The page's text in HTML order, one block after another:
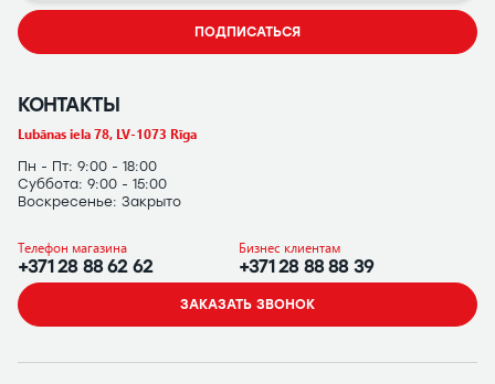
ПОДПИСАТЬСЯ
КОНТАКТЫ
Lubānas iela 78, LV-1073 Rīga
Пн - Пт: 9:00 - 18:00
Суббота: 9:00 - 15:00
Воскресенье: Закрыто
Телефон магазина
+371 28 88 62 62
Бизнес клиентам
+371 28 88 88 39
ЗАКАЗАТЬ ЗВОНОК